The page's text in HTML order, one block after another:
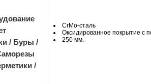
/ Буры /
/
CrMo-сталь
Оксидированное покрытие с
250 мм.